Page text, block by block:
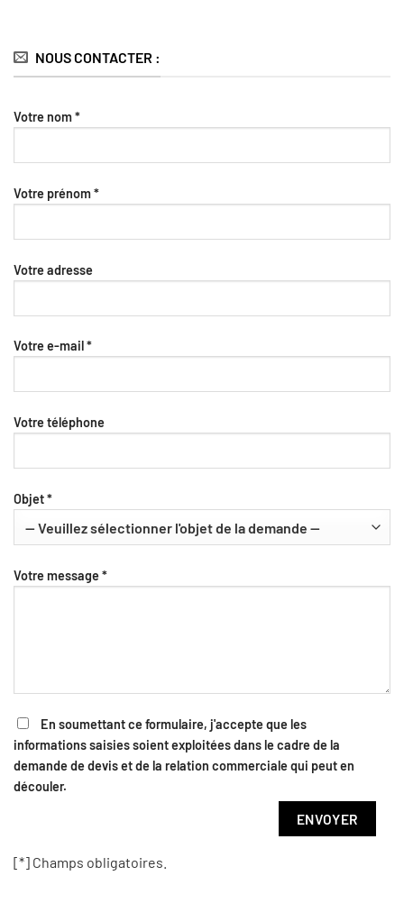
NOUS CONTACTER :
Votre nom *
Votre prénom *
Votre adresse
Votre e-mail *
Votre téléphone
Objet *
Votre message *
En soumettant ce formulaire, j'accepte que les
informations saisies soient exploitées dans le cadre de la
demande de devis et de la relation commerciale qui peut en
découler.
[*] Champs obligatoires.